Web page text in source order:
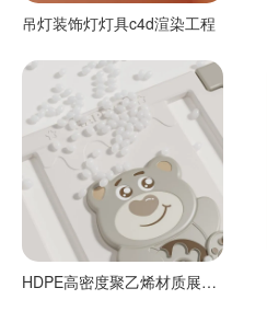
吊灯装饰灯灯具c4d渲染工程
HDPE高密度聚乙烯材质展示